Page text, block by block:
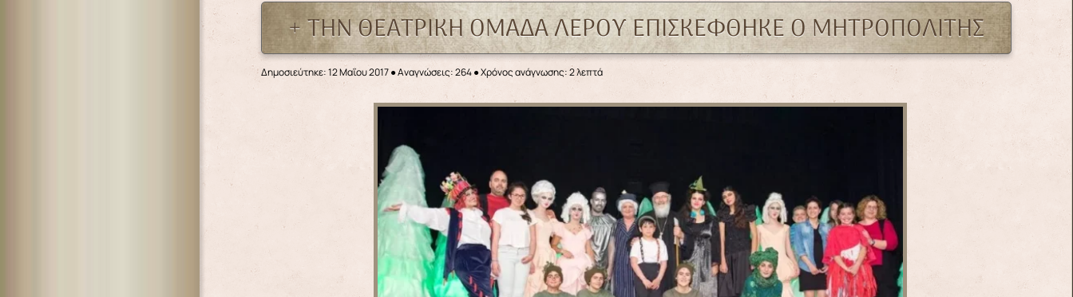
+ ΤΗΝ ΘΕΑΤΡΙΚΗ ΟΜΑΔΑ ΛΕΡΟΥ ΕΠΙΣΚΕΦΘΗΚΕ Ο ΜΗΤΡΟΠΟΛΙΤΗΣ
Δημοσιεύτηκε: 12 Μαΐου 2017●Αναγνώσεις: 264● Χρόνος ανάγνωσης: 2 λεπτά